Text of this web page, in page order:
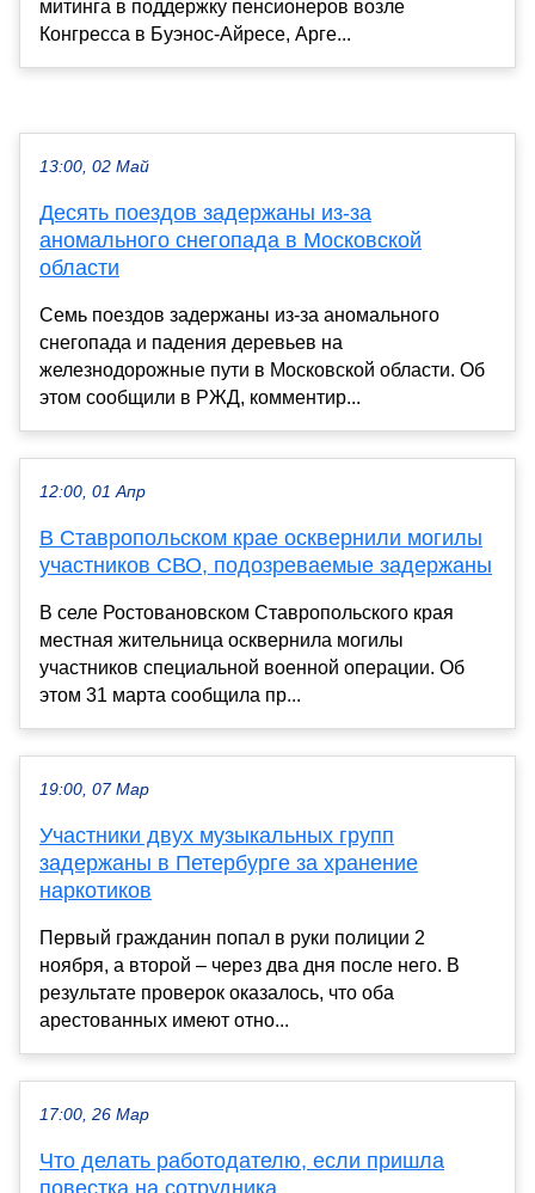
митинга в поддержку пенсионеров возле
Конгресса в Буэнос-Айресе, Арге...
13:00, 02 Май
Десять поездов задержаны из-за
аномального снегопада в Московской
области
Семь поездов задержаны из-за аномального
снегопада и падения деревьев на
железнодорожные пути в Московской области. Об
этом сообщили в РЖД, комментир...
12:00, 01 Апр
В Ставропольском крае осквернили могилы
участников СВО, подозреваемые задержаны
В селе Ростовановском Ставропольского края
местная жительница осквернила могилы
участников специальной военной операции. Об
этом 31 марта сообщила пр...
19:00, 07 Мар
Участники двух музыкальных групп
задержаны в Петербурге за хранение
наркотиков
Первый гражданин попал в руки полиции 2
ноября, а второй – через два дня после него. В
результате проверок оказалось, что оба
арестованных имеют отно...
17:00, 26 Мар
Что делать работодателю, если пришла